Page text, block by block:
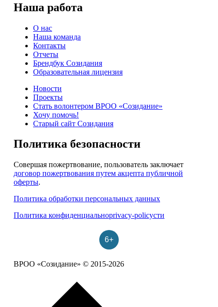
Наша работа
О нас
Наша команда
Контакты
Отчеты
Брендбук Созидания
Образовательная лицензия
Новости
Проекты
Стать волонтером ВРОО «Созидание»
Хочу помочь!
Старый сайт Созидания
Политика безопасности
Совершая пожертвование, пользователь заключает
договор пожертвования путем акцепта публичной
оферты.
Политика обработки персональных данных
Политика конфиденциальноprivacy-policyсти
6+
ВРОО «Созидание» © 2015-2026